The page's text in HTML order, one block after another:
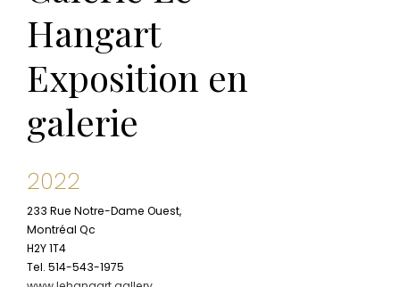
Hangart
Exposition en
galerie
2022
233 Rue Notre-Dame Ouest,
Montréal Qc
H2Y 1T4
Tel. 514-543-1975